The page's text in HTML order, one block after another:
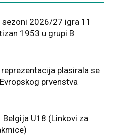
sezoni 2026/27 igra 11
1953 u grupi B
plasirala se
prvenstva
Belgija U18 (Linkovi za